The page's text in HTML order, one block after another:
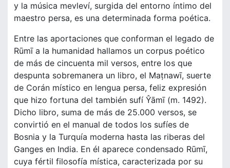
y la música mevleví, surgida del entorno íntimo del
maestro persa, es una determinada forma poética.
Entre las aportaciones que conforman el legado de
Rūmī a la humanidad hallamos un corpus poético
de más de cincuenta mil versos, entre los que
despunta sobremanera un libro, el Maṭnawī, suerte
de Corán místico en lengua persa, feliz expresión
que hizo fortuna del también sufí Ŷāmī (m. 1492).
Dicho libro, suma de más de 25.000 versos, se
convirtió en el manual de todos los sufíes de
Bosnia y la Turquía moderna hasta las riberas del
Ganges en India. En él aparece condensado Rūmī,
cuya fértil filosofía mística, caracterizada por su